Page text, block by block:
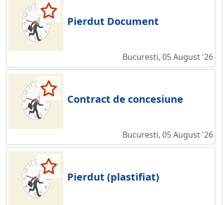
Pierdut Document
Bucuresti, 05 August '26
Contract de concesiune
Bucuresti, 05 August '26
Pierdut (plastifiat)